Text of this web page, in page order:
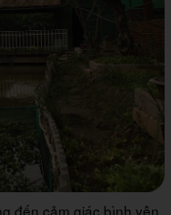
đến cảm giác bình yên